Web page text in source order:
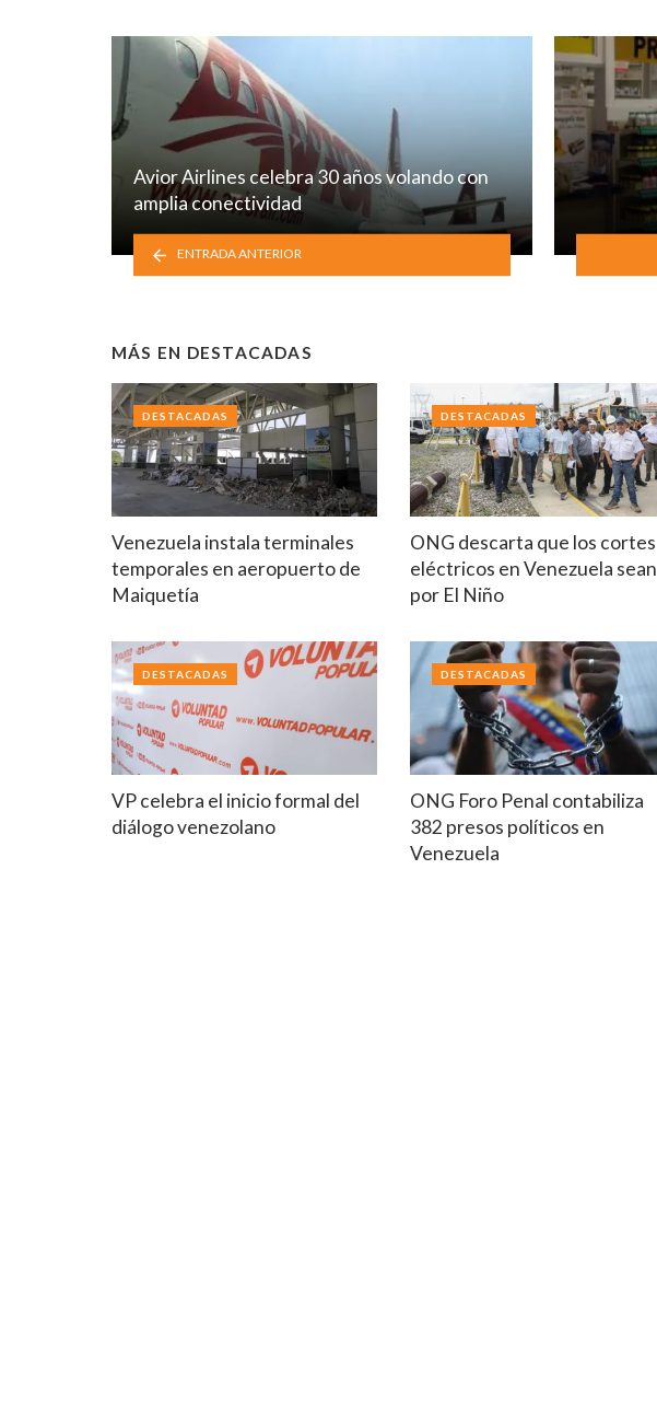
Avior Airlines celebra 30 años volando con
amplia conectividad
ENTRADA ANTERIOR
MÁS EN DESTACADAS
Venezuela instala terminales
temporales en aeropuerto de
Maiquetía
DESTACADAS
ONG descarta que los cortes
eléctricos en Venezuela sean
por El Niño
DESTACADAS
VP celebra el inicio formal del
diálogo venezolano
DESTACADAS
ONG Foro Penal contabiliza
382 presos políticos en
Venezuela
DESTACADAS